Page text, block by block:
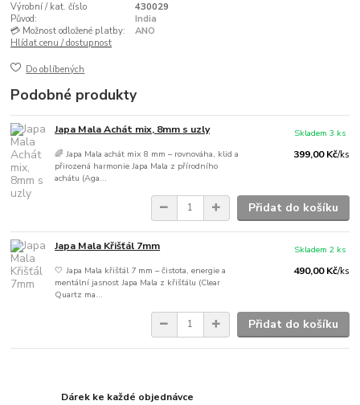
Výrobní / kat. číslo
430029
Původ:
India
💳 Možnost odložené platby:
ANO
Hlídat cenu / dostupnost
Do oblíbených
Podobné produkty
Japa Mala Achát mix, 8mm s uzly
🌈 Japa Mala achát mix 8 mm – rovnováha, klid a
přirozená harmonie Japa Mala z přírodního
achátu (Aga...
399,00 Kč/ks
Skladem 3 ks
Přidat do košíku
Japa Mala Křišťál 7mm
🤍 Japa Mala křišťál 7 mm – čistota, energie a
mentální jasnost Japa Mala z křišťálu (Clear
Quartz ma...
490,00 Kč/ks
Skladem 2 ks
Přidat do košíku
Dárek ke každé objednávce